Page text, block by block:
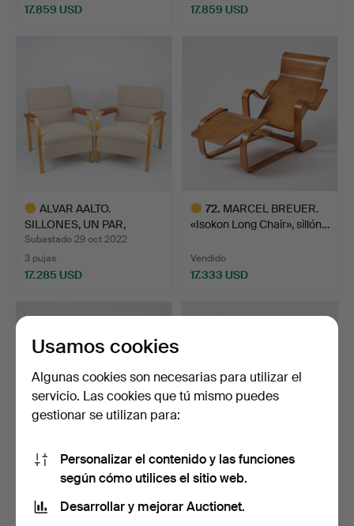
17.859 USD
17.859 USD
ALVAR AALTO.
SILLONES, UN PAR,
"modelo 48"…
Subastado 29 oct 2022
3 pujas
17.285 USD
seleccionado
72. MARCEL BREUER.
«Isokon Long Chair», sillón…
Vendido
17.333 USD
seleccionado
AXEL EINAR
HJORTH. «Funkis», un
sillón, No…
535. MATS THESELIUS.
Lewerent…
Usamos cookies
Algunas cookies son necesarias para utilizar el
servicio. Las cookies que tú mismo puedes
gestionar se utilizan para:
Personalizar el contenido y las funciones
según cómo utilices el sitio web.
Desarrollar y mejorar Auctionet.